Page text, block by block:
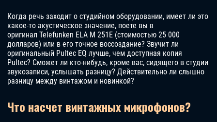
Когда речь заходит о студийном оборудовании, имеет ли это
какое-то акустическое значение, поете вы в
оригинал Telefunken ELA M 251E (стоимостью 25 000
долларов) или в его точное воссоздание? Звучит ли
оригинальный Pultec EQ лучше, чем доступная копия
Pultec? Сможет ли кто-нибудь, кроме вас, сидящего в студии
звукозаписи, услышать разницу? Действительно ли слышно
разницу между винтажом и новинкой?
Что насчет винтажных микрофонов?